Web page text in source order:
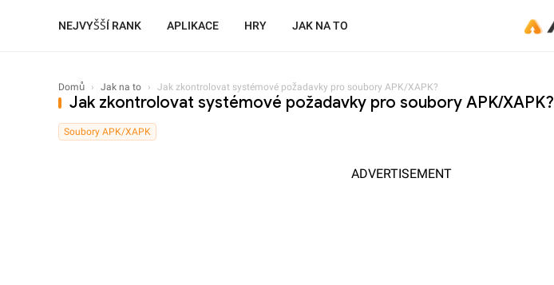
NEJVYŠŠÍ RANK APLIKACE HRY JAK NA TO
Domů › Jak na to › Jak zkontrolovat systémové požadavky pro soubory APK/XAPK?
Jak zkontrolovat systémové požadavky pro soubory APK/XAPK?
Soubory APK/XAPK
ADVERTISEMENT